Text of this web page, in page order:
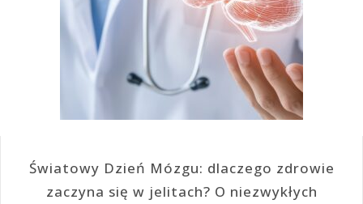
Światowy Dzień Mózgu: dlaczego zdrowie
zaczyna się w jelitach? O niezwykłych